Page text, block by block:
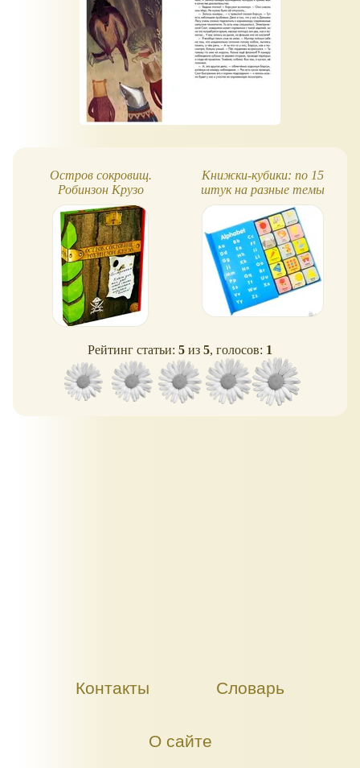
Остров сокровищ.
Робинзон Крузо
(комплект)
Книжки-кубики: по 15
штук на разные темы
Рейтинг статьи: 5 из 5, голосов: 1
Контакты Словарь
О сайте